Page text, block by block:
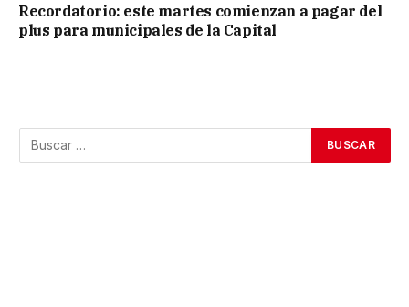
Recordatorio: este martes comienzan a pagar del
plus para municipales de la Capital